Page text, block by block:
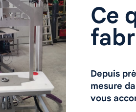
Ce
Depuis
mesure
vous